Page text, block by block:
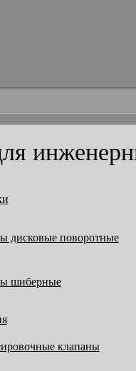
дисковые поворотные
шиберные
клапаны